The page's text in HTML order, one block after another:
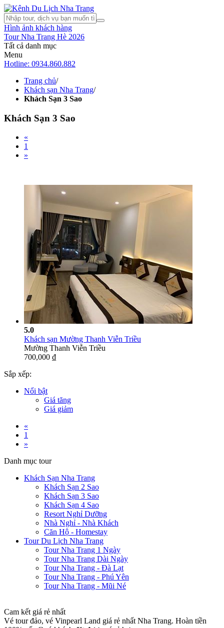
Hình ảnh khách hàng
Tour Nha Trang Hè 2026
Tất cả danh mục
Menu
Hotline: 0934.860.882
Trang chủ/
Khách sạn Nha Trang/
Khách Sạn 3 Sao
Khách Sạn 3 Sao
«
1
»
5.0
Khách sạn Mường Thanh Viễn Triều
Mường Thanh Viễn Triều
700,000 ₫
Sắp xếp:
Nổi bật
Giá tăng
Giá giảm
«
1
»
Danh mục tour
Khách Sạn Nha Trang
Khách Sạn 2 Sao
Khách Sạn 3 Sao
Khách Sạn 4 Sao
Resort Nghỉ Dưỡng
Nhà Nghỉ - Nhà Khách
Căn Hộ - Homestay
Tour Du Lịch Nha Trang
Tour Nha Trang 1 Ngày
Tour Nha Trang Dài Ngày
Tour Nha Trang - Đà Lạt
Tour Nha Trang - Phú Yên
Tour Nha Trang - Mũi Né
Cam kết giá rẻ nhất
Vé tour đảo, vé Vinpearl Land giá rẻ nhất Nha Trang. Hoàn tiền